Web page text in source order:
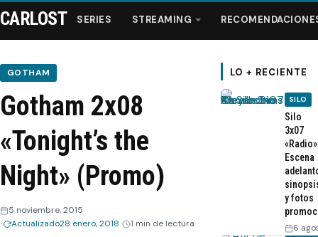
Series
Streaming
Recomendaciones
Videos
CARLOST SERIES STREAMING
GOTHAM
Gotham 2x08
«Tonight’s the
Night» (Promo)
5 noviembre, 2015
Actualizado28 enero, 2018 1 min de lectura
LO + RECIENTE
SILO
Silo
3x07
Escena
y fotos
6